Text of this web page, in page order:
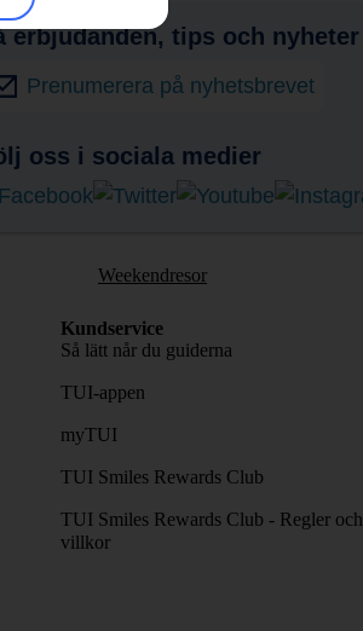
erbjudanden, tips och nyheter
Prenumerera på nyhetsbrevet
oss i sociala medier
Weekendresor
Kundservice
Så lätt når du guiderna
TUI-appen
myTUI
TUI Smiles Rewards Club
TUI Smiles Rewards Club - Regler och
villkor